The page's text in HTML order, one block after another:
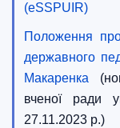
(eSSPUIR)
Положення про
державного
Макаренка
вченої ради
27.11.2023 р.)